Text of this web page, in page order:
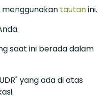
menggunakan tautanini.
saat ini berada dalam
yang ada di atas